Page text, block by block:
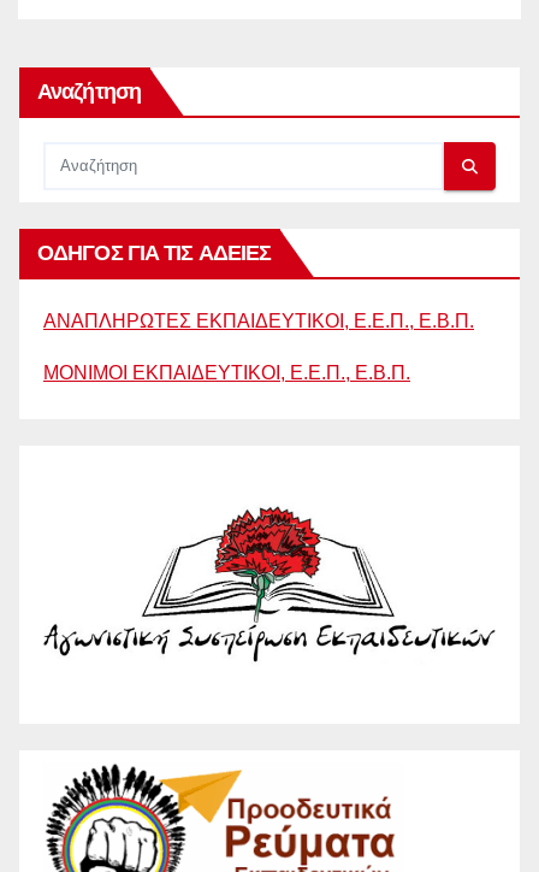
Αναζήτηση
ΟΔΗΓΟΣ ΓΙΑ ΤΙΣ ΑΔΕΙΕΣ
ΑΝΑΠΛΗΡΩΤΕΣ ΕΚΠΑΙΔΕΥΤΙΚΟΙ, Ε.Ε.Π., Ε.Β.Π.
ΜΟΝΙΜΟΙ ΕΚΠΑΙΔΕΥΤΙΚΟΙ, Ε.Ε.Π., Ε.Β.Π.